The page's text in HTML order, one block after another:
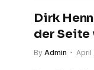
Dirk
der Seite
By Admin April